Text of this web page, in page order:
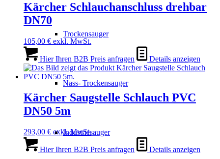
Trockensauger
Nass- Trockensauger
Industriesauger
Kärcher Schlauchanschluss drehbar
DN70
105,00 € exkl. MwSt.
Hier Ihren B2B Preis anfragen Details anzeigen
Kärcher Saugstelle Schlauch PVC
DN50 5m
293,00 € exkl. MwSt.
Hier Ihren B2B Preis anfragen Details anzeigen